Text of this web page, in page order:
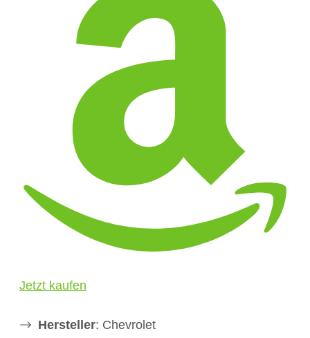
Jetzt kaufen
Hersteller: Chevrolet